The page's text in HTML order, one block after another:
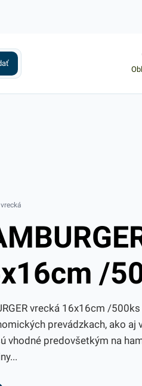
/
vrecká 16x16cm /
prevádzkach, ako aj
vhodné predovšetkým na